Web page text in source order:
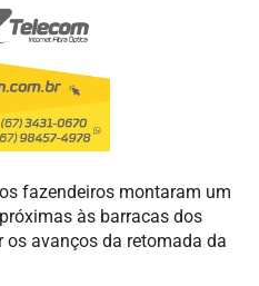
fazendeiros montaram um
às barracas dos
avanços da retomada da